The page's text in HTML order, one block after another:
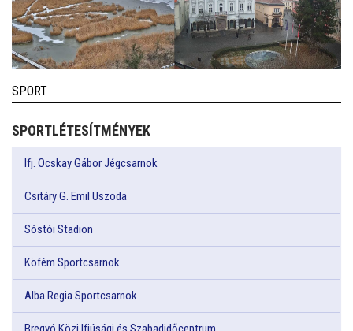
SPORT
SPORTLÉTESÍTMÉNYEK
Ifj. Ocskay Gábor Jégcsarnok
Csitáry G. Emil Uszoda
Sóstói Stadion
Köfém Sportcsarnok
Alba Regia Sportcsarnok